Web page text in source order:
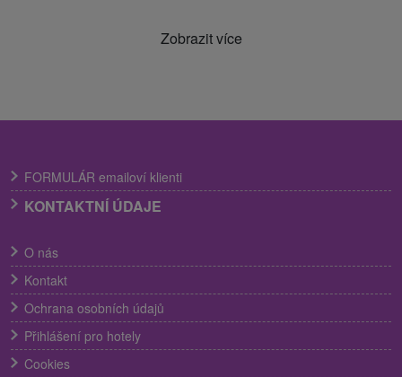
Zobrazit více
FORMULÁR emailoví klienti
KONTAKTNÍ ÚDAJE
O nás
Kontakt
Ochrana osobních údajů
Přihlášení pro hotely
Cookies